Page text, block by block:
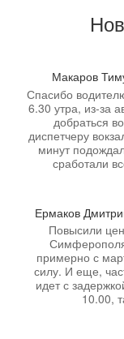
Макаров
Спасибо
6.30 утра, из-за
добраться
диспетчеру
минут
сработали
Ермаков
Повысили
примерно с
силу. И еще,
идет с
10.00,